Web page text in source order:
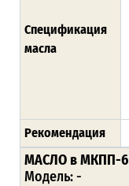
Спецификация
масла
Рекомендация
МАСЛО в МКПП-6
Модель: -